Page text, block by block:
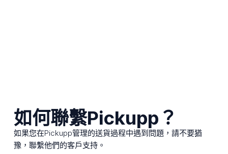
如何聯繫Pickupp？
如果您在Pickupp管理的送貨過程中遇到問題，請不要猶
豫，聯繫他們的客戶支持。